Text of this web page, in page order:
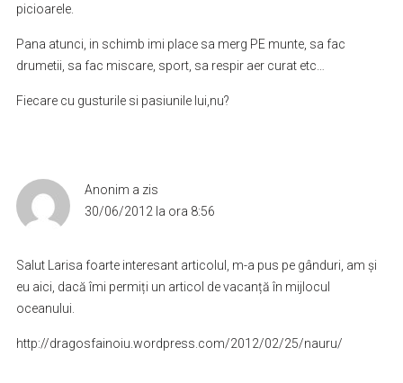
picioarele.
Pana atunci, in schimb imi place sa merg PE munte, sa fac
drumetii, sa fac miscare, sport, sa respir aer curat etc…
Fiecare cu gusturile si pasiunile lui,nu?
Anonim a zis
30/06/2012 la ora 8:56
Salut Larisa foarte interesant articolul, m-a pus pe gânduri, am și
eu aici, dacă îmi permiți un articol de vacanță în mijlocul
oceanului.
http://dragosfainoiu.wordpress.com/2012/02/25/nauru/